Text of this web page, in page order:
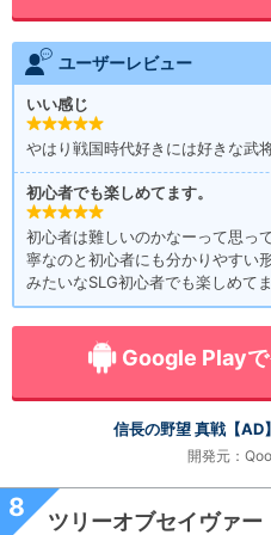
ユーザーレビュー
いい感じ
やはり戦国時代好きには好きな武
初心者でも楽しめてます。
初心者は難しいのかなーって思っ
寧なのと初心者にも分かりやすい
みたいなSLG初心者でも楽しめてま
Google Play
信長の野望 真戦【AD
開発元：
8 ツリーオブセイヴァー